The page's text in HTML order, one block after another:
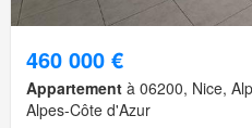
460 000 €
Appartement à 06200, Nice,
Alpes-Côte d'Azur